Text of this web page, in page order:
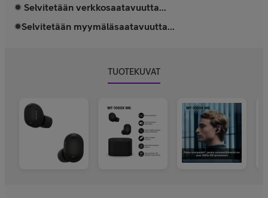
Selvitetään verkkosaatavuutta...
Selvitetään myymäläsaatavuutta...
TUOTEKUVAT